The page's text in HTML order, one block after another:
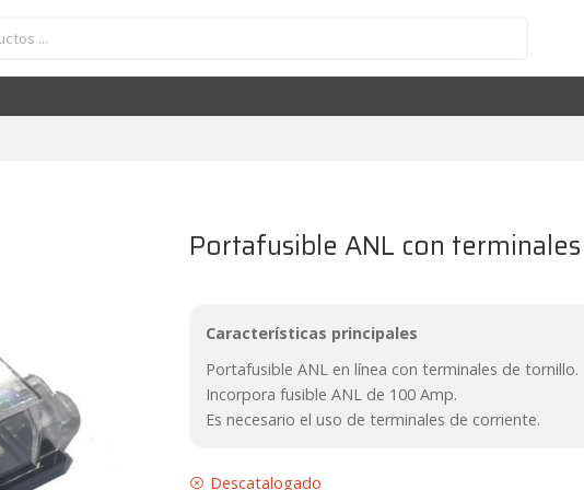
Portafusible ANL con
Características principales
Portafusible ANL en línea con terminales de tornillo.
Incorpora fusible ANL de 100 Amp.
Es necesario el uso de terminales de corriente.
Descatalogado